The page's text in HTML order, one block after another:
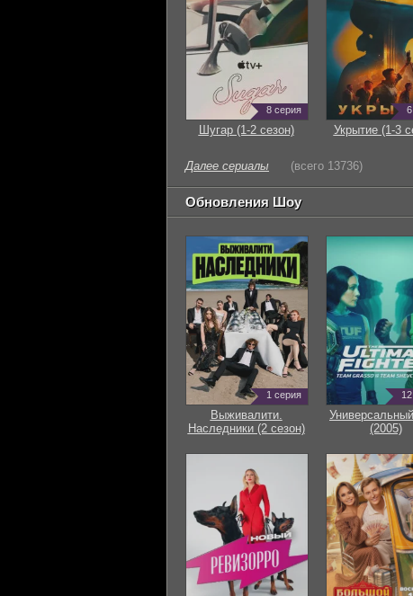
8 серия
Шугар (1-2 сезон) Укрытие (1-3
Далее сериалы (всего 13736)
Обновления Шоу
1 серия
Выживалити.
Наследники (2 сезон)
(2005)